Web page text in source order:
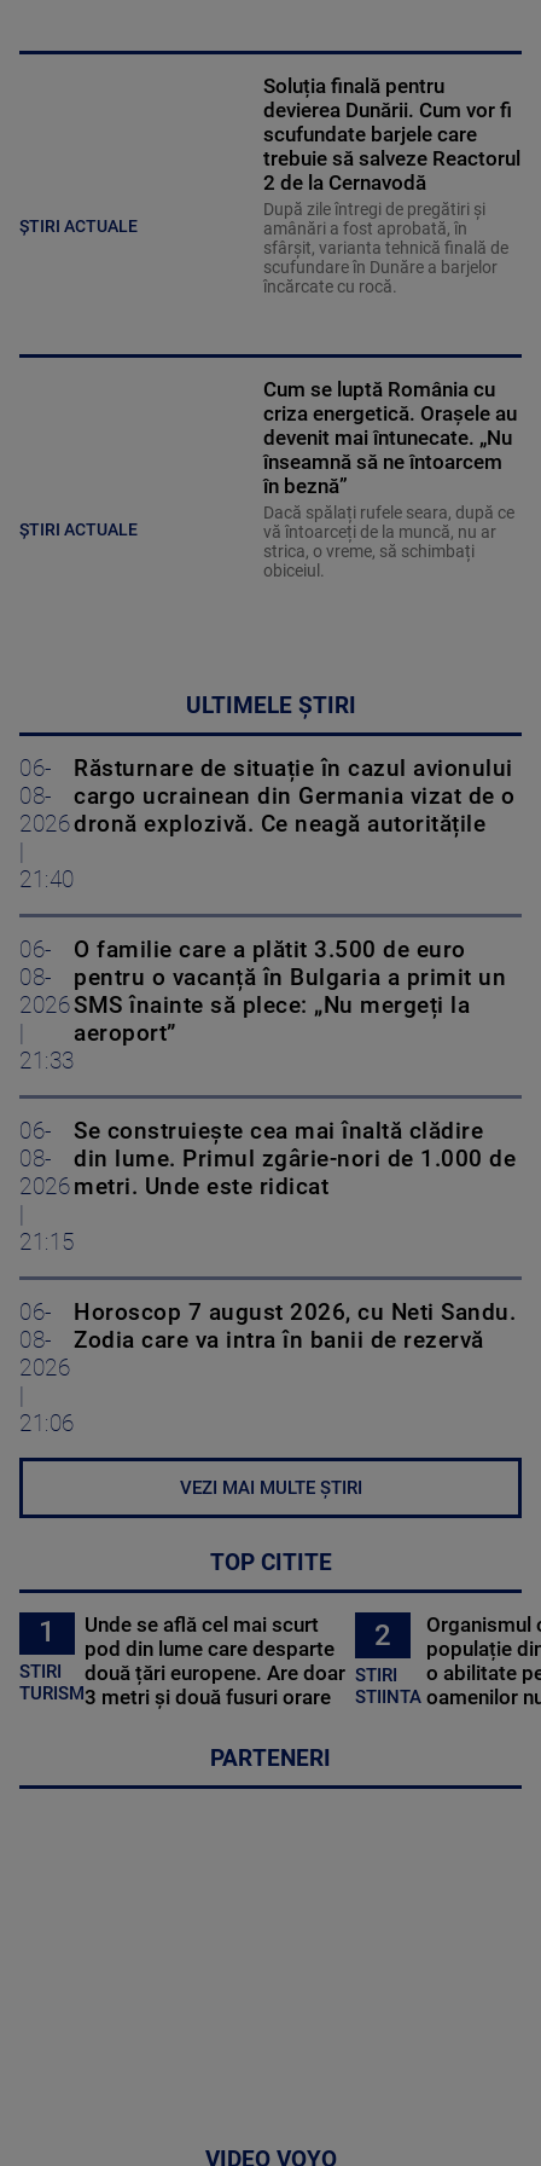
ȘTIRI ACTUALE
Soluția finală pentru
devierea Dunării. Cum vor fi
scufundate barjele care
trebuie să salveze Reactorul
2 de la Cernavodă
După zile întregi de pregătiri și
amânări a fost aprobată, în
sfârșit, varianta tehnică finală de
scufundare în Dunăre a barjelor
încărcate cu rocă.
ȘTIRI ACTUALE
Cum se luptă România cu
criza energetică. Orașele au
devenit mai întunecate. „Nu
înseamnă să ne întoarcem
în beznă”
Dacă spălați rufele seara, după ce
vă întoarceți de la muncă, nu ar
strica, o vreme, să schimbați
obiceiul.
ULTIMELE ȘTIRI
06-
08-
2026
21:40
Răsturnare de situație în cazul avionului
cargo ucrainean din Germania vizat de o
dronă explozivă. Ce neagă autoritățile
06-
08-
2026
21:33
O familie care a plătit 3.500 de euro
pentru o vacanță în Bulgaria a primit un
SMS înainte să plece: „Nu mergeți la
aeroport”
06-
08-
2026
21:15
Se construiește cea mai înaltă clădire
din lume. Primul zgârie-nori de 1.000 de
metri. Unde este ridicat
06-
08-
2026
21:06
Horoscop 7 august 2026, cu Neti Sandu.
Zodia care va intra în banii de rezervă
VEZI MAI MULTE ȘTIRI
TOP CITITE
1
STIRI
TURISM
Unde se află cel mai scurt
pod din lume care desparte
două țări europene. Are doar
3 metri și două fusuri orare
2
STIRI
STIINTA
Organismul
populație
o abilitate
oamenilor
PARTENERI
VIDEO VOYO